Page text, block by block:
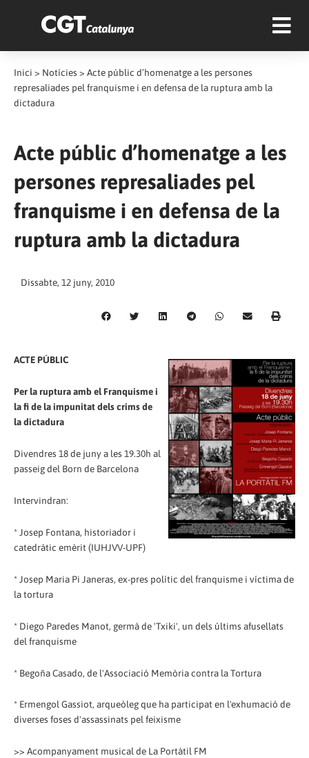
Inici > Notícies > Acte públic d’homenatge a les persones
represaliades pel franquisme i en defensa de la ruptura amb la
dictadura
Acte públic d’homenatge a les
persones represaliades pel
franquisme i en defensa de la
ruptura amb la dictadura
Dissabte, 12 juny, 2010
ACTE PÚBLIC
Per la ruptura amb el Franquisme i
la fi de la impunitat dels crims de
la dictadura
Divendres 18 de juny a les 19.30h al
passeig del Born de Barcelona
Intervindran:
* Josep Fontana, historiador i
catedràtic emèrit (IUHJVV-UPF)
* Josep Maria Pi Janeras, ex-pres polític del franquisme i víctima de
la tortura
* Diego Paredes Manot, germà de 'Txiki', un dels últims afusellats
del franquisme
* Begoña Casado, de l'Associació Memòria contra la Tortura
* Ermengol Gassiot, arqueòleg que ha participat en l'exhumació de
diverses foses d'assassinats pel feixisme
>> Acompanyament musical de La Portàtil FM